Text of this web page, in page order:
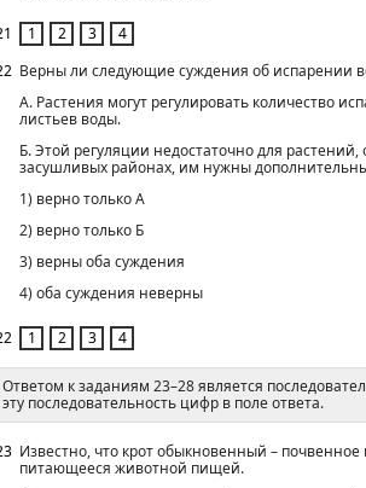
Верны ли следующие суждения об испарении
А. Растения могут регулировать количество
листьев воды.
Б. Этой регуляции недостаточно для
засушливых районах, им нужны
1) верно только А
2) верно только Б
3) верны оба суждения
4) оба суждения неверны
Ответом к заданиям 23–28 является
эту последовательность цифр в поле ответа.
Известно, что крот обыкновенный –
питающееся животной пищей.